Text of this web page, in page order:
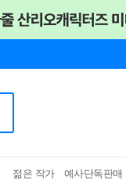
젊은 작가 예사단독판매